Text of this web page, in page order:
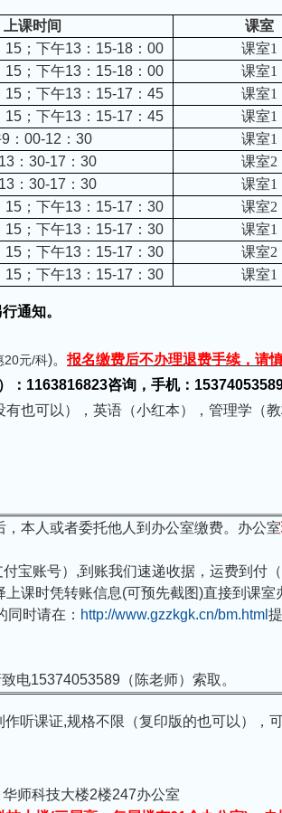
上课时间
课室
15；下午13： 15-18： 00
课室1
15；下午13： 15-18： 00
课室1
15；下午13： 15-17 ： 45
课室1
15；下午13： 15-17 ： 45
课室1
9 ：00-12 ：30 课室1
： 30-17 ： 30
课室2
： 30-17 ： 30 课室1
15；下午13： 15-17 ： 30
课室2
15；下午13： 15-17 ： 30 课室1
15；下午13： 15-17 ： 30
课室2
15；下午13： 15-17 ： 30 课室1
通知。
20元/科)。 报名缴费后不办理退费手续，请
1163816823咨询，手机：15374053589
也可以），英语（小红本），管理学（
，本人或者委托他人到办公室缴费。办公室
宝账号） ,到账我们速递收据，运费到付
课时凭转账信息(可预先截图)直接到课室
同时请在： http://www.gzzkgk.cn/bm.html
电15374053589 （陈老师）索取。
作听课证,规格不限（复印版的也可以），
师科技大楼2楼247办公室